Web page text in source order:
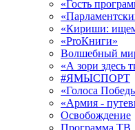
«Гость
«Кириши:
«ProКниги»
Волшебный
«А зори здесь
#ЯМЫСПОРТ
«Голоса
«Армия -
Освобождение
Программа ТВ